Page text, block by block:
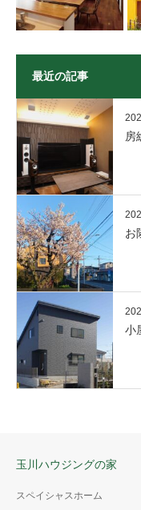
最近の記事
房
お
小
玉川ハウジングの家
スペイシャスホーム